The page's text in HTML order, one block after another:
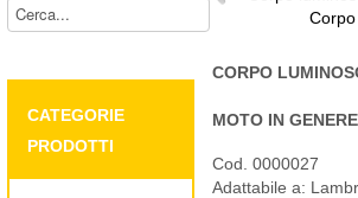
CORPO
MOTO IN GENERE
Cod. 0000027
Adattabile a:
CATEGORIE
PRODOTTI